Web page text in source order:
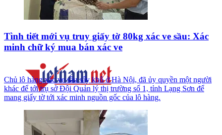
Tình tiết mới vụ truy giấy tờ 80kg xác ve sầu: Xác
minh chữ ký mua bán xác ve
Chủ lô hàng xác ve sầu sấy khô ở Hà Nội, đã ủy quyền một người
khác để tới trụ sở Đội Quản lý thị trường số 1, tỉnh Lạng Sơn để
mang giấy tờ tới xác minh nguồn gốc của lô hàng.